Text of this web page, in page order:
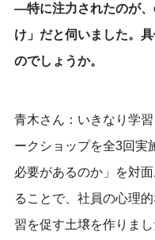
―特に注力されたのが
け」だと伺いました。
のでしょうか。
青木さん：いきなり学
ークショップを全3回実
必要があるのか」を対
ることで、社員の心理
習を促す土壌を作りまし